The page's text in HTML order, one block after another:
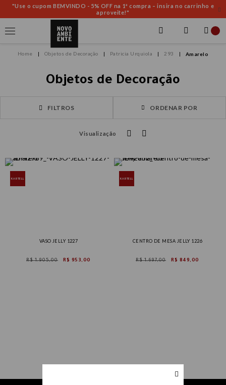
"Use o cupom BEMVINDO - 5% OFF na 1ª compra – insira no carrinho e
aproveite!"
Objetos de Decoração Patricia Urquiola 293 Amarelo
Objetos de Decoração
FILTROS ORDENAR POR
Visualização
VASO JELLY 1227
R$ 1.905,00 R$ 953,00
KARTELL
CENTRO DE MESA JELLY 1226
R$ 1.697,00 R$ 849,00
KARTELL